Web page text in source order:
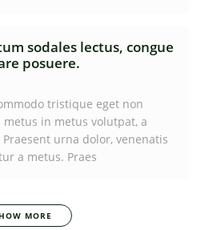
sodales lectus, congue
posuere.
tristique eget non
in metus volutpat, a
urna dolor, venenatis
a metus. Praes
MORE